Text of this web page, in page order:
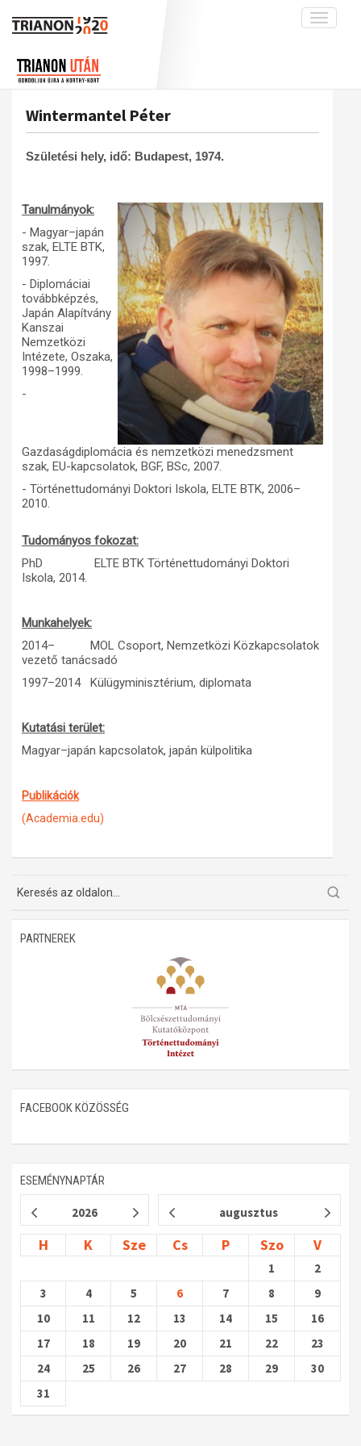
Toggle
interpretációk
Utókor és emlékezet
Krónika
Adatbázis
Emlékművek (feltöltés alatt)
Menekültek
Visszhang
Publikációk
Kapcsolat
Trianon-kommentár
Dokumentumok
A trianoni szerződés
Műhelymunkák
Wintermantel Péter
Születési hely, idő: Budapest, 1974.
Tanulmányok:
- Magyar–japán
szak, ELTE BTK,
1997.
- Diplomáciai
továbbképzés,
Japán Alapítvány
Kanszai
Nemzetközi
Intézete, Oszaka,
1998–1999.
-
Gazdaságdiplomácia és nemzetközi menedzsment
szak, EU-kapcsolatok, BGF, BSc, 2007.
- Történettudományi Doktori Iskola, ELTE BTK, 2006–
2010.
Tudományos fokozat:
PhD ELTE BTK Történettudományi Doktori
Iskola, 2014.
Munkahelyek:
2014– MOL Csoport, Nemzetközi Közkapcsolatok
vezető tanácsadó
1997–2014 Külügyminisztérium, diplomata
Kutatási terület:
Magyar–japán kapcsolatok, japán külpolitika
Publikációk
(Academia.edu)
PARTNEREK
FACEBOOK KÖZÖSSÉG
ESEMÉNYNAPTÁR
2026 augusztus
H K Sze Cs P Szo V
1
2
3
4 5 6 7 8
9
10
11 12 13 14 15
16
17
18 19 20 21 22
23
24
25 26 27 28 29
30
31